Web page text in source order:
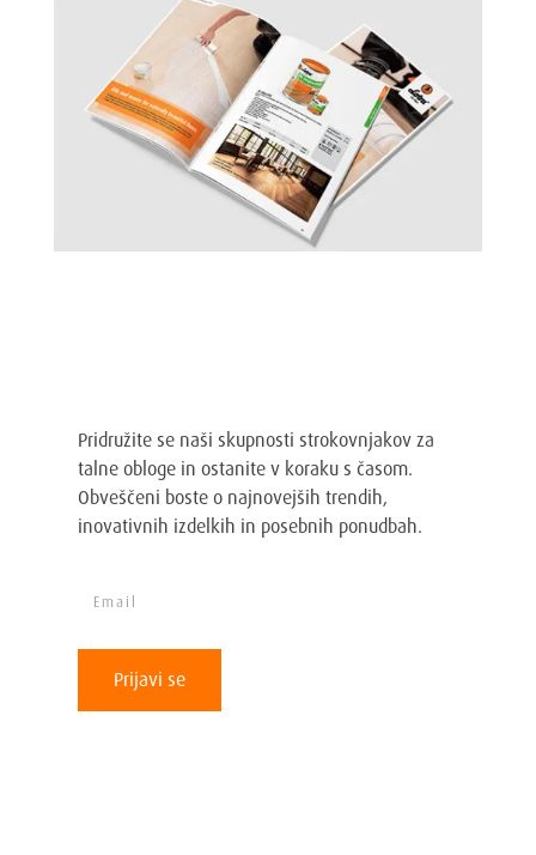
Pridružite se naši skupnosti strokovnjakov za
talne obloge in ostanite v koraku s časom.
Obveščeni boste o najnovejših trendih,
inovativnih izdelkih in posebnih ponudbah.
Prijavi se